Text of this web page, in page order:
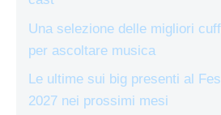
Una selezione delle migliori
per ascoltare musica
Le ultime sui big presenti al
2027 nei prossimi mesi